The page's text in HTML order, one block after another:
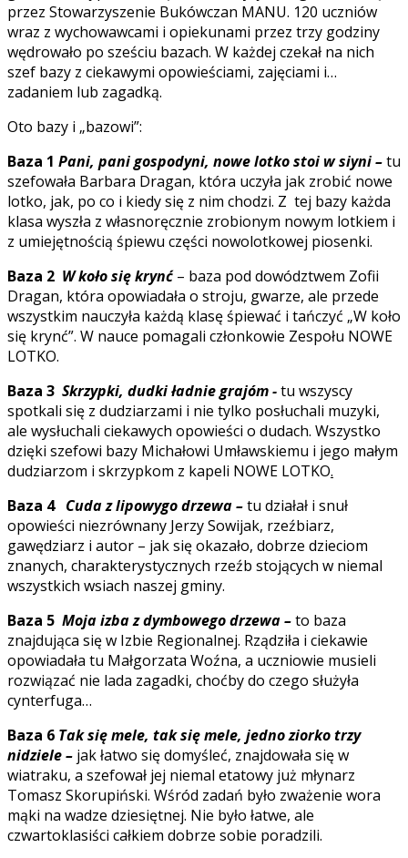
przez Stowarzyszenie Bukówczan MANU. 120 uczniów
wraz z wychowawcami i opiekunami przez trzy godziny
wędrowało po sześciu bazach. W każdej czekał na nich
szef bazy z ciekawymi opowieściami, zajęciami i…
zadaniem lub zagadką.
Oto bazy i „bazowi”:
Baza 1 Pani, pani gospodyni, nowe lotko stoi w siyni –tu
szefowała Barbara Dragan, która uczyła jak zrobić nowe
lotko, jak, po co i kiedy się z nim chodzi. Z tej bazy każda
klasa wyszła z własnoręcznie zrobionym nowym lotkiem i
z umiejętnością śpiewu części nowolotkowej piosenki.
Baza 2 W koło się krynć– baza pod dowództwem Zofii
Dragan, która opowiadała o stroju, gwarze, ale przede
wszystkim nauczyła każdą klasę śpiewać i tańczyć „W koło
się krynć”. W nauce pomagali członkowie Zespołu NOWE
LOTKO.
Baza 3 Skrzypki, dudki ładnie grajóm -tu wszyscy
spotkali się z dudziarzami i nie tylko posłuchali muzyki,
ale wysłuchali ciekawych opowieści o dudach. Wszystko
dzięki szefowi bazy Michałowi Umławskiemu i jego małym
dudziarzom i skrzypkom z kapeli NOWE LOTKO.
Baza 4 Cuda z lipowygo drzewa –tu działał i snuł
opowieści niezrównany Jerzy Sowijak, rzeźbiarz,
gawędziarz i autor – jak się okazało, dobrze dzieciom
znanych, charakterystycznych rzeźb stojących w niemal
wszystkich wsiach naszej gminy.
Baza 5 Moja izba z dymbowego drzewa –to baza
znajdująca się w Izbie Regionalnej. Rządziła i ciekawie
opowiadała tu Małgorzata Woźna, a uczniowie musieli
rozwiązać nie lada zagadki, choćby do czego służyła
cynterfuga…
Baza 6 Tak się mele, tak się mele, jedno ziorko trzy
nidziele – jak łatwo się domyśleć, znajdowała się w
wiatraku, a szefował jej niemal etatowy już młynarz
Tomasz Skorupiński. Wśród zadań było zważenie wora
mąki na wadze dziesiętnej. Nie było łatwe, ale
czwartoklasiści całkiem dobrze sobie poradzili.